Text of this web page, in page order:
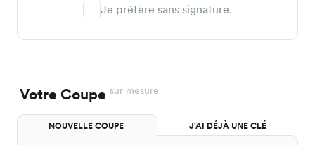
Je préfère sans signature.
Votre Coupe sur mesure
NOUVELLE COUPE J'AI DÉJÀ UNE CLÉ